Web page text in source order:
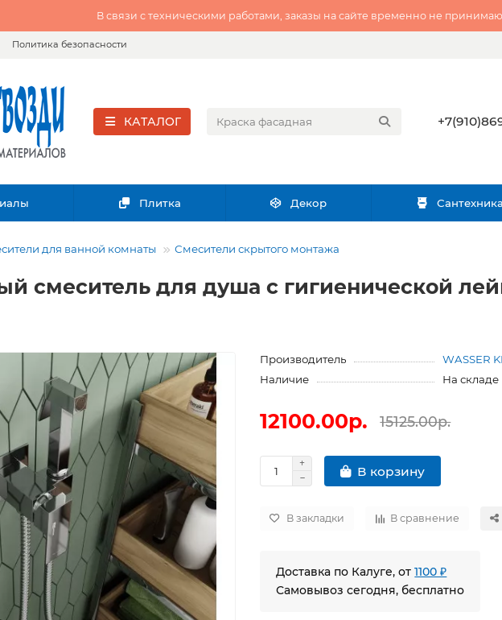
В связи с техническими работами, заказы на сайте временно не
Политика безопасности
КАТАЛОГ
Плитка Декор Сантехника
для ванной комнаты Смесители скрытого монтажа
смеситель для душа с гигиенической
Производитель
WASSER
Наличие
На складе
12100.00р. 15125.00р.
В корзину
В закладки В сравнение
Доставка по Калуге, от1100 ₽
Самовывоз сегодня, бесплатно